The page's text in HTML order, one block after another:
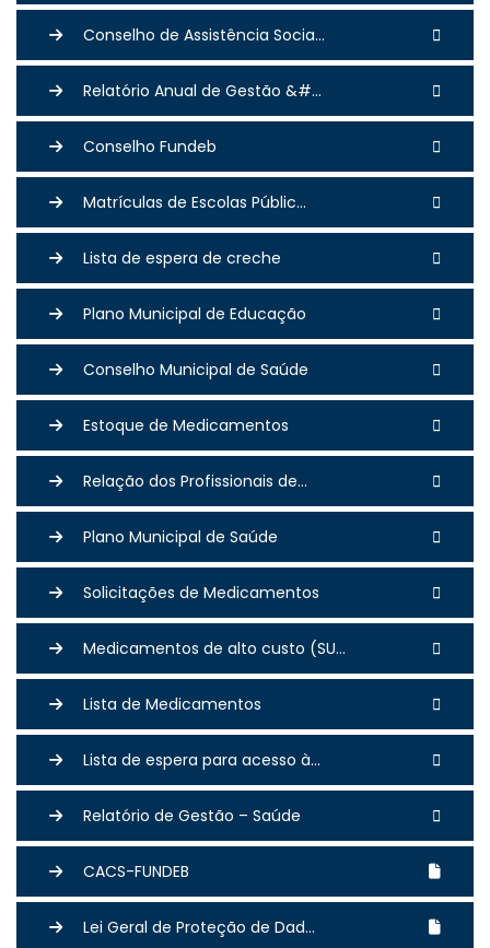
Conselho de Assistência Socia...
Relatório Anual de Gestão &#...
Conselho Fundeb
Matrículas de Escolas Públic...
Lista de espera de creche
Plano Municipal de Educação
Conselho Municipal de Saúde
Estoque de Medicamentos
Relação dos Profissionais de...
Plano Municipal de Saúde
Solicitações de Medicamentos
Medicamentos de alto custo (SU...
Lista de Medicamentos
Lista de espera para acesso à...
Relatório de Gestão – Saúde
CACS-FUNDEB
Lei Geral de Proteção de Dad...